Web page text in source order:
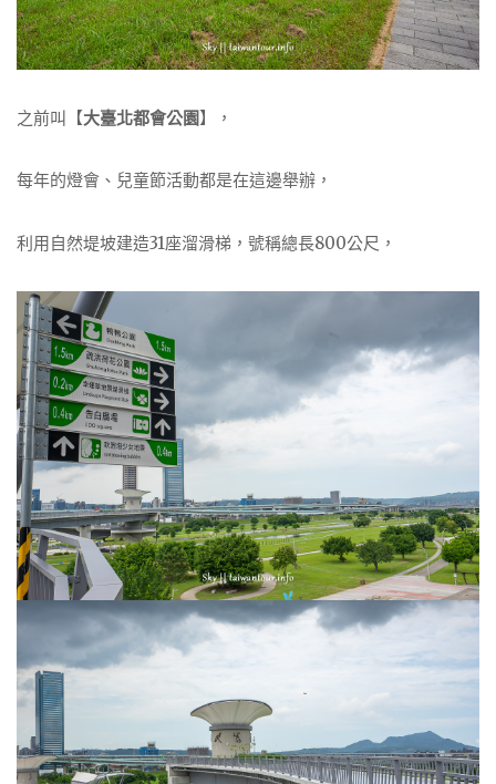
之前叫【大臺北都會公園】，
每年的燈會、兒童節活動都是在這邊舉辦，
利用自然堤坡建造31座溜滑梯，號稱總長800公尺，